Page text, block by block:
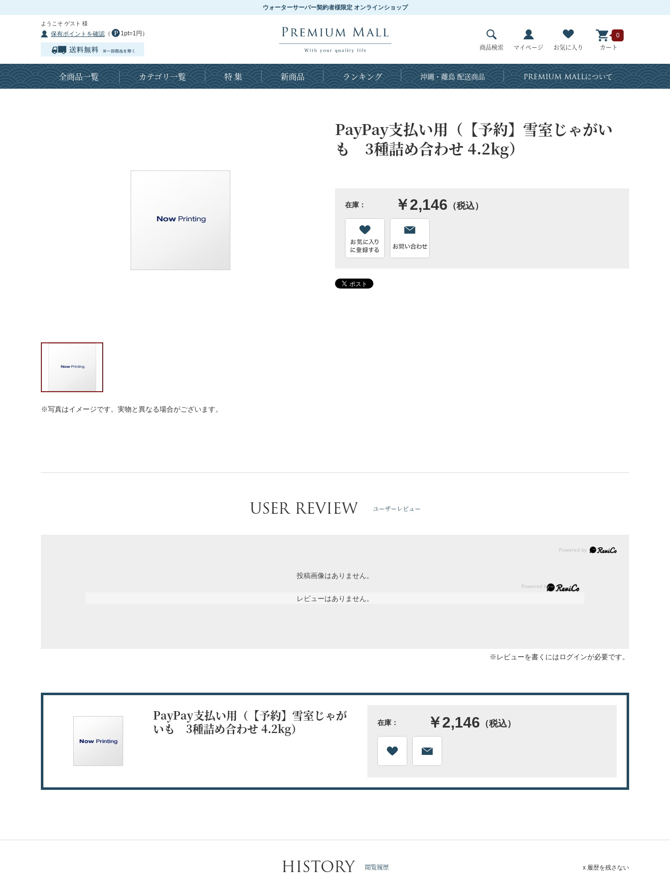
ウォーターサーバー契約者様限定 オンラインショップ
ようこそ ゲスト 様
保有ポイントを確認 （ 1pt=1円）
商品検索 マイページ お気に入り カート
0
全商品一覧 カテゴリ一覧 特 集 新商品 ランキング 沖縄・離島 配送商品 PREMIUM MALLについて
※写真はイメージです。実物と異なる場合がございます。
PayPay支払い用（【予約】雪室じゃがい
も 3種詰め合わせ 4.2kg）
在庫： ￥2,146 （税込）
USER REVIEW ユーザーレビュー
投稿画像はありません。
レビューはありません。
※レビューを書くにはログインが必要です。
PayPay支払い用（【予約】雪室じゃが
いも 3種詰め合わせ 4.2kg）
在庫： ￥2,146 （税込）
HISTORY 閲覧履歴 x 履歴を残さない